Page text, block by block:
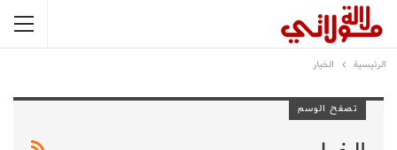
الرئيسية الخيار
تصفح الوسم